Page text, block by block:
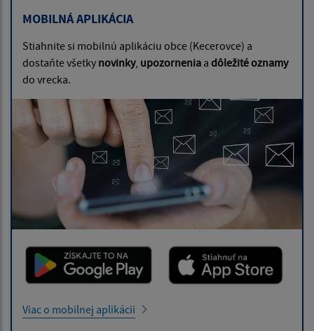
MOBILNÁ APLIKÁCIA
Stiahnite si mobilnú aplikáciu obce (Kecerovce) a
dostaňte všetky novinky, upozornenia a dôležité oznamy
do vrecka.
Viac o mobilnej aplikácii